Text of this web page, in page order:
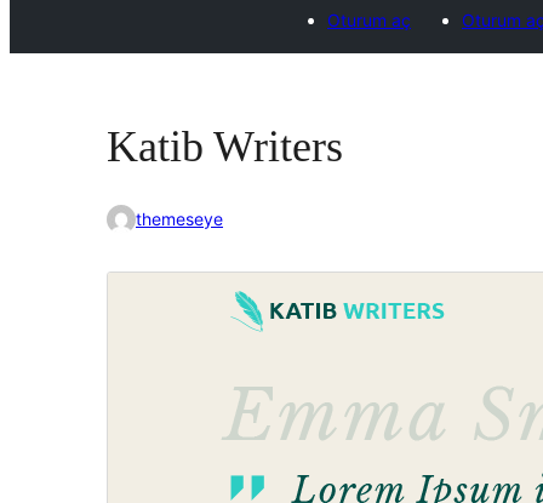
Oturum aç
Oturum
Katib Writers
themeseye